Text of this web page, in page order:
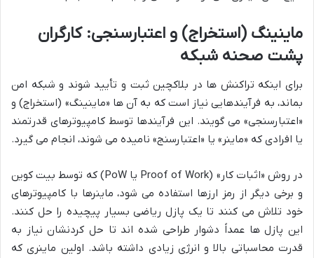
ماینینگ (استخراج) و اعتبارسنجی: کارگران
پشت صحنه شبکه
برای اینکه تراکنش ها در بلاکچین ثبت و تأیید شوند و شبکه امن
بماند، به فرآیندهایی نیاز است که به آن ها «ماینینگ» (استخراج) و
«اعتبارسنجی» می گویند. این فرآیندها توسط کامپیوترهای قدرتمند
یا افرادی که «ماینر» یا «اعتبارسنج» نامیده می شوند، انجام می گیرد.
در روش «اثبات کار» (Proof of Work یا PoW) که توسط بیت کوین
و برخی دیگر از رمز ارزها استفاده می شود، ماینرها با کامپیوترهای
خود تلاش می کنند تا یک پازل ریاضی بسیار پیچیده را حل کنند.
این پازل ها عمداً دشوار طراحی شده اند تا حل کردنشان نیاز به
قدرت محاسباتی بالا و انرژی زیادی داشته باشد. اولین ماینری که